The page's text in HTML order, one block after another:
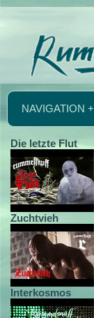
NAVIGATION +
Die letzte Flut
Zuchtvieh
Interkosmos